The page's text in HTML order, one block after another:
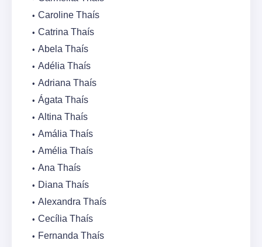
Caroline Thaís
Catrina Thaís
Abela Thaís
Adélia Thaís
Adriana Thaís
Ágata Thaís
Altina Thaís
Amália Thaís
Amélia Thaís
Ana Thaís
Diana Thaís
Alexandra Thaís
Cecília Thaís
Fernanda Thaís